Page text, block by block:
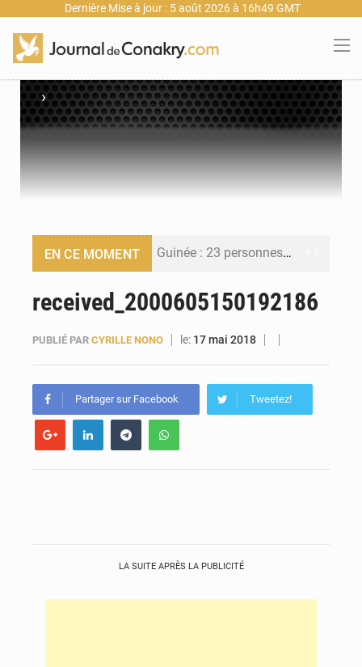
Dernière Mise à jour : 5 août 2026 à 16h49 GMT
›
EN CE MOMENT Guinée : 23 personnes interpellées après les affrontements entre Bankoumana et Djoma Balandou à Mandiana
Guinée : l’Assemblée nationale valide d’importants financements pour les mines, l’énergie et les infrastructures
received_2000605150192186
PUBLIÉ PAR CYRILLE NONO le: 17 mai 2018
Partager sur Facebook Tweetez!
LA SUITE APRÈS LA PUBLICITÉ